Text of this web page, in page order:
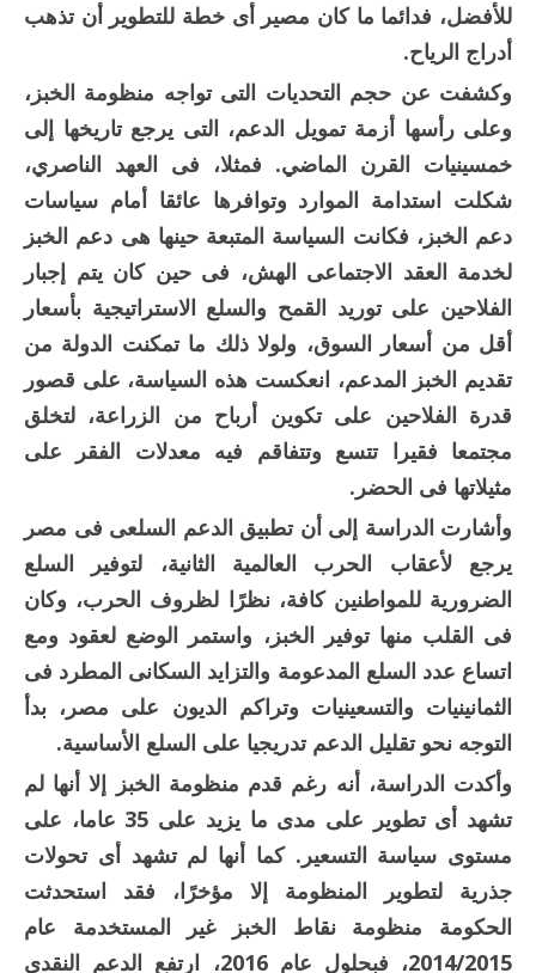
للأفضل، فدائما ما كان مصير أى خطة للتطوير أن تذهب
أدراج الرياح.
وكشفت عن حجم التحديات التى تواجه منظومة الخبز،
وعلى رأسها أزمة تمويل الدعم، التى يرجع تاريخها إلى
خمسينيات القرن الماضي. فمثلا، فى العهد الناصري،
شكلت استدامة الموارد وتوافرها عائقا أمام سياسات
دعم الخبز، فكانت السياسة المتبعة حينها هى دعم الخبز
لخدمة العقد الاجتماعى الهش، فى حين كان يتم إجبار
الفلاحين على توريد القمح والسلع الاستراتيجية بأسعار
أقل من أسعار السوق، ولولا ذلك ما تمكنت الدولة من
تقديم الخبز المدعم، انعكست هذه السياسة، على قصور
قدرة الفلاحين على تكوين أرباح من الزراعة، لتخلق
مجتمعا فقيرا تتسع وتتفاقم فيه معدلات الفقر على
مثيلاتها فى الحضر.
وأشارت الدراسة إلى أن تطبيق الدعم السلعى فى مصر
يرجع لأعقاب الحرب العالمية الثانية، لتوفير السلع
الضرورية للمواطنين كافة، نظرًا لظروف الحرب، وكان
فى القلب منها توفير الخبز، واستمر الوضع لعقود ومع
اتساع عدد السلع المدعومة والتزايد السكانى المطرد فى
الثمانينيات والتسعينيات وتراكم الديون على مصر، بدأ
التوجه نحو تقليل الدعم تدريجيا على السلع الأساسية.
وأكدت الدراسة، أنه رغم قدم منظومة الخبز إلا أنها لم
تشهد أى تطوير على مدى ما يزيد على 35 عاما، على
مستوى سياسة التسعير. كما أنها لم تشهد أى تحولات
جذرية لتطوير المنظومة إلا مؤخرًا، فقد استحدثت
الحكومة منظومة نقاط الخبز غير المستخدمة عام
2014/2015، فبحلول عام 2016، ارتفع الدعم النقدى